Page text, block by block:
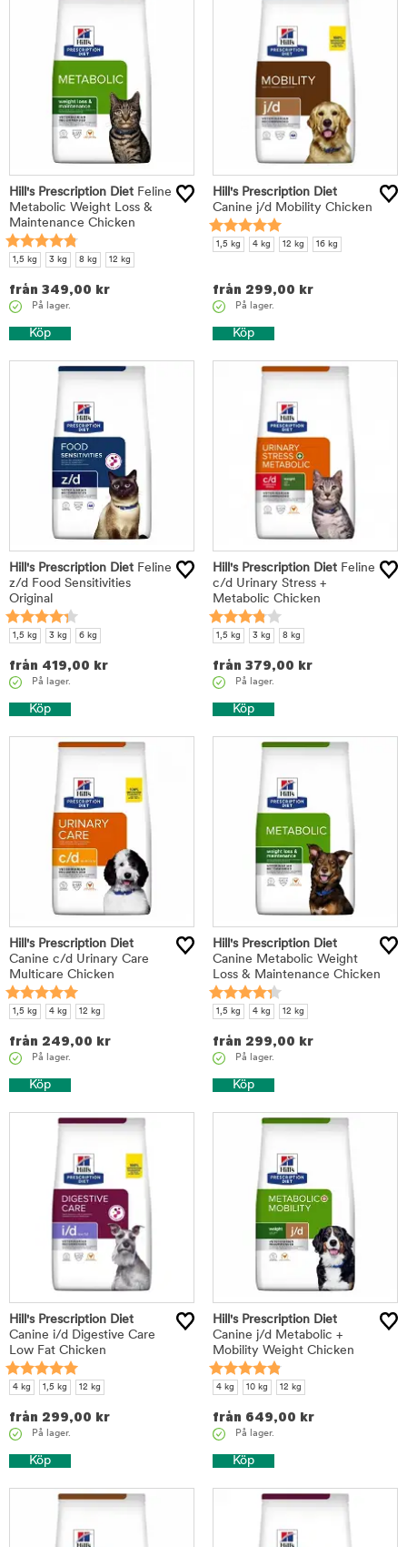
Hill's Prescription Diet Feline
Metabolic Weight Loss &
Maintenance Chicken
1,5 kg 3 kg 8 kg 12 kg
från 349,00 kr
På lager.
Köp
Hill's Prescription Diet
Canine j/d Mobility Chicken
1,5 kg 4 kg 12 kg 16 kg
från 299,00 kr
På lager.
Köp
Hill's Prescription Diet Feline
z/d Food Sensitivities
Original
1,5 kg 3 kg 6 kg
från 419,00 kr
På lager.
Köp
Hill's Prescription Diet Feline
c/d Urinary Stress +
Metabolic Chicken
1,5 kg 3 kg 8 kg
från 379,00 kr
På lager.
Köp
Hill's Prescription Diet
Canine c/d Urinary Care
Multicare Chicken
1,5 kg 4 kg 12 kg
från 249,00 kr
På lager.
Köp
Hill's Prescription Diet
Canine Metabolic Weight
Loss & Maintenance Chicken
1,5 kg 4 kg 12 kg
från 299,00 kr
På lager.
Köp
Hill's Prescription Diet
Canine i/d Digestive Care
Low Fat Chicken
4 kg 1,5 kg 12 kg
från 299,00 kr
På lager.
Köp
Hill's Prescription Diet
Canine j/d Metabolic +
Mobility Weight Chicken
4 kg 10 kg 12 kg
från 649,00 kr
På lager.
Köp